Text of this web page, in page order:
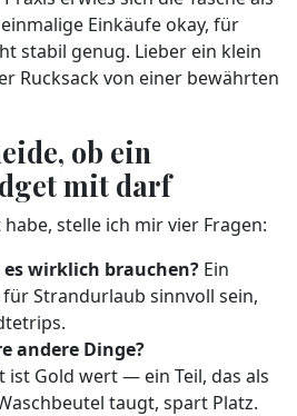
Einkäufe okay, für
stabil genug. Lieber ein klein
Rucksack von einer bewährten
ob ein
mit darf
stelle ich mir vier Fragen:
wirklich brauchen? Ein
Strandurlaub sinnvoll sein,
andere Dinge?
Gold wert — ein Teil, das als
taugt, spart Platz.